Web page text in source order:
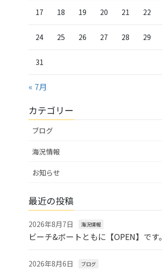
17 18 19 20 21 22
24 25 26 27 28 29
31
« 7月
カテゴリー
ブログ
海況情報
お知らせ
最近の投稿
2026年8月7日 海況情報
ビーチ&ボートともに【OPEN】です。
2026年8月6日 ブログ